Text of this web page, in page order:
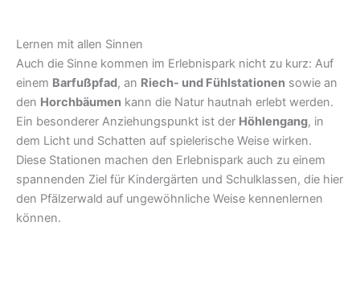
Lernen mit allen Sinnen
Auch die Sinne kommen im Erlebnispark nicht zu kurz: Auf
einem Barfußpfad, an Riech- und Fühlstationen sowie an
den Horchbäumen kann die Natur hautnah erlebt werden.
Ein besonderer Anziehungspunkt ist der Höhlengang, in
dem Licht und Schatten auf spielerische Weise wirken.
Diese Stationen machen den Erlebnispark auch zu einem
spannenden Ziel für Kindergärten und Schulklassen, die hier
den Pfälzerwald auf ungewöhnliche Weise kennenlernen
können.